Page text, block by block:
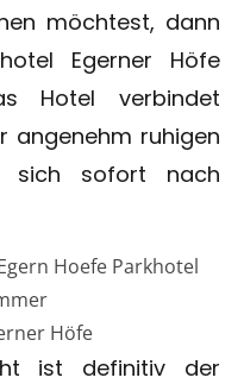
möchtest, dann
Egerner Höfe
Hotel verbindet
angenehm ruhigen
sich sofort nach
Höfe
ist definitiv der